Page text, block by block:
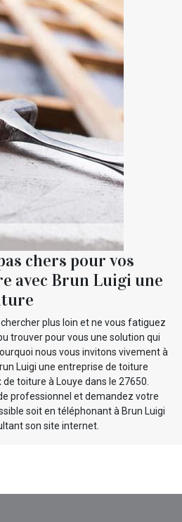
chers pour vos
avec Brun Luigi une
chercher plus loin et ne vous fatiguez
trouver pour vous une solution qui
nous vous invitons vivement à
Luigi une entreprise de toiture
toiture à Louye dans le 27650.
professionnel et demandez votre
soit en téléphonant à Brun Luigi
son site internet.